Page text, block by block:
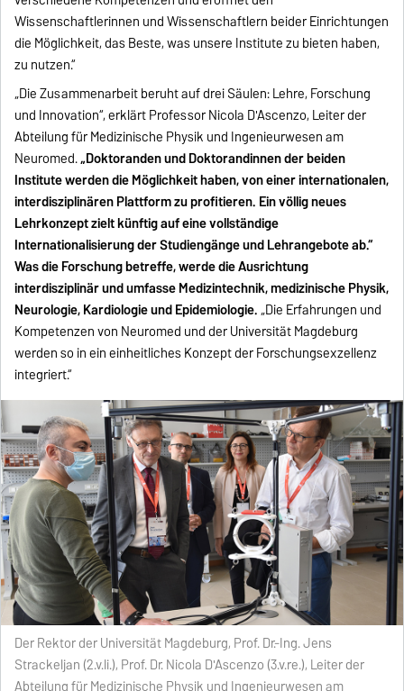
Wissenschaftlerinnen und Wissenschaftlern beider Einrichtungen
die Möglichkeit, das Beste, was unsere Institute zu bieten haben,
zu nutzen.“
„Die Zusammenarbeit beruht auf drei Säulen: Lehre, Forschung
und Innovation“, erklärt Professor Nicola D'Ascenzo, Leiter der
Abteilung für Medizinische Physik und Ingenieurwesen am
Neuromed.„Doktoranden und Doktorandinnen der beiden
Institute werden die Möglichkeit haben, von einer internationalen,
interdisziplinären Plattform zu profitieren. Ein völlig neues
Lehrkonzept zielt künftig auf eine vollständige
Internationalisierung der Studiengänge und Lehrangebote ab.“
Was die Forschung betreffe, werde die Ausrichtung
interdisziplinär und umfasse Medizintechnik, medizinische Physik,
Neurologie, Kardiologie und Epidemiologie.„Die Erfahrungen und
Kompetenzen von Neuromed und der Universität Magdeburg
werden so in ein einheitliches Konzept der Forschungsexzellenz
integriert.“
Der Rektor der Universität Magdeburg, Prof. Dr.-Ing. Jens
Strackeljan (2.v.li.), Prof. Dr. Nicola D'Ascenzo (3.v.re.), Leiter der
Abteilung für Medizinische Physik und Ingenieurwesen am